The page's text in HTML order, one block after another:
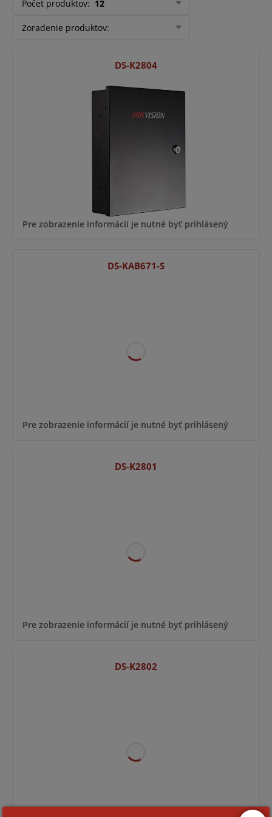
Počet produktov: 12
Zoradenie produktov:
DS-K2804
Pre zobrazenie informácií je nutné byť prihlásený
DS-KAB671-S
Pre zobrazenie informácií je nutné byť prihlásený
DS-K2801
Pre zobrazenie informácií je nutné byť prihlásený
DS-K2802